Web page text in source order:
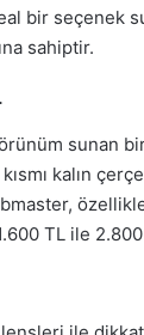
bir seçenek
sahiptir.
sunan
kalın
TL ile